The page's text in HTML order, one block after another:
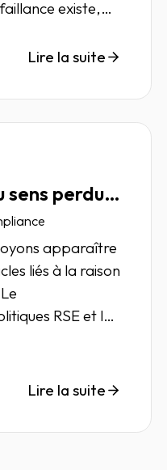
existe,
pérenniser leur
Lire la suite
sens perdu…
apparaître
liés à la raison
RSE et les
stratégies et
Lire la suite